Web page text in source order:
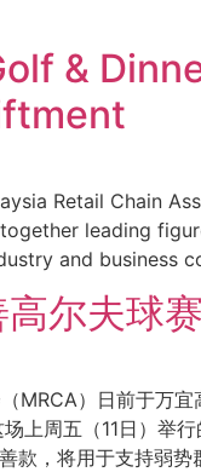
&
Retail Chain
leading
and business
尔夫球
MRCA）日前于万
上周五（11日）举
款，将用于支持弱